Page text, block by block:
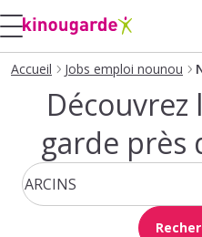
Accueil Jobs emploi nounou
Découvrez
garde près